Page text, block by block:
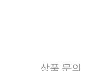
상품 문의